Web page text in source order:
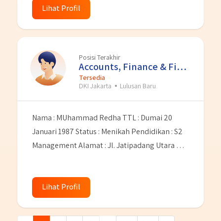
umum,berbahasa inggris. Dan sebelumnya
mempunya pengalaman kerja dari salah satu
perusahaan BUMN yaitu PT BANK RAKYAT
INDONESIA Tbk sebagai Pemagangn Briliant
Internship tahun 2020-2022.Saya juga
memiliki sebuah kutipan yang dijadikan sebgai
pedoman hidup yakni “JANGAN PERNAH
Lihat Profil
Posisi Terakhir
Accounts, Finance & Financial
Tersedia
DKI Jakarta
Lulusan Baru
Nama : MUhammad Redha TTL : Dumai 20
Januari 1987 Status : Menikah Pendidikan : S2
Management Alamat : Jl. Jatipadang Utara No.
Muhammad.redha1987@yahoo.com
memulai karir dari tahun 2012 pernah bekerja
Lihat Profil